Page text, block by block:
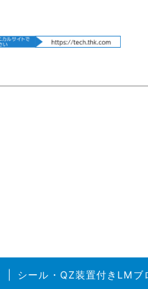
シール・QZ装置付きLMブ